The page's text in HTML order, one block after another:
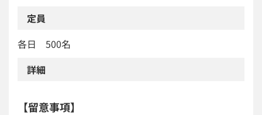
定員
各日 500名
詳細
【留意事項】